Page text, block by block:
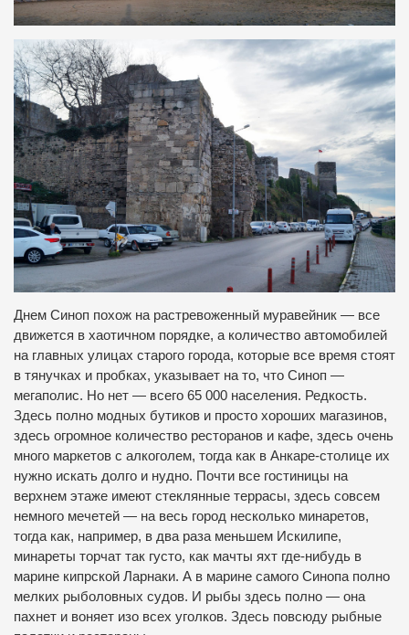
Днем Синоп похож на растревоженный муравейник — все
движется в хаотичном порядке, а количество автомобилей
на главных улицах старого города, которые все время стоят
в тянучках и пробках, указывает на то, что Синоп —
мегаполис. Но нет — всего 65 000 населения. Редкость.
Здесь полно модных бутиков и просто хороших магазинов,
здесь огромное количество ресторанов и кафе, здесь очень
много маркетов с алкоголем, тогда как в Анкаре-столице их
нужно искать долго и нудно. Почти все гостиницы на
верхнем этаже имеют стеклянные террасы, здесь совсем
немного мечетей — на весь город несколько минаретов,
тогда как, например, в два раза меньшем Искилипе,
минареты торчат так густо, как мачты яхт где-нибудь в
марине кипрской Ларнаки. А в марине самого Синопа полно
мелких рыболовных судов. И рыбы здесь полно — она
пахнет и воняет изо всех уголков. Здесь повсюду рыбные